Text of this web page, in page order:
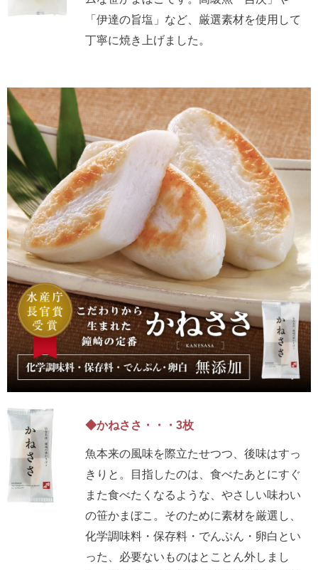
「伊達の旨塩」など、厳選素材を使用して
丁寧に焼き上げました。
◆かねささ・・・3枚
魚本来の風味を際立たせつつ、後味はすっ
きりと。目指したのは、食べたあとにすぐ
また食べたくなるような、やさしい味わい
の笹かまぼこ。そのために素材を厳選し、
化学調味料・保存料・でんぷん・卵白とい
った、必要ないものはとことん外しまし